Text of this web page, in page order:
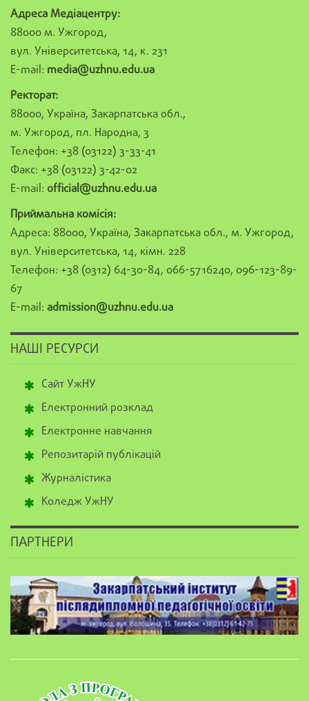
Адреса Медіацентру:
88000 м. Ужгород,
вул. Університетська, 14, к. 231
E-mail: media@uzhnu.edu.ua
Ректорат:
88000, Україна, Закарпатська обл.,
м. Ужгород, пл. Народна, 3
Телефон: +38 (03122) 3-33-41
Факс: +38 (03122) 3-42-02
E-mail: official@uzhnu.edu.ua
Приймальна комісія:
Адреса: 88000, Україна, Закарпатська обл., м. Ужгород,
вул. Університетська, 14, кімн. 228
Телефон: +38 (0312) 64-30-84, 066-5716240, 096-123-89-
67
E-mail: admission@uzhnu.edu.ua
НАШІ РЕСУРСИ
Сайт УжНУ
Електронний розклад
Електронне навчання
Репозитарій публікацій
Журналістика
Коледж УжНУ
ПАРТНЕРИ